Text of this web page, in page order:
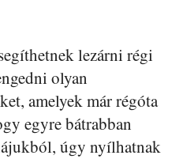
lezárni régi
olyan
amelyek már régóta
egyre bátrabban
úgy nyílhatnak